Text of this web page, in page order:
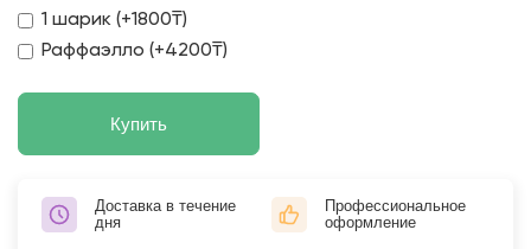
1 шарик (+1800₸)
Раффаэлло (+4200₸)
Купить
Доставка в течение
дня
Профессиональное
оформление